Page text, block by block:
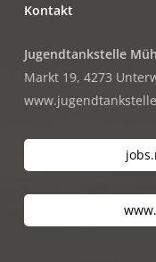
Kontakt
Jugendtankstelle
Markt 19, 4273